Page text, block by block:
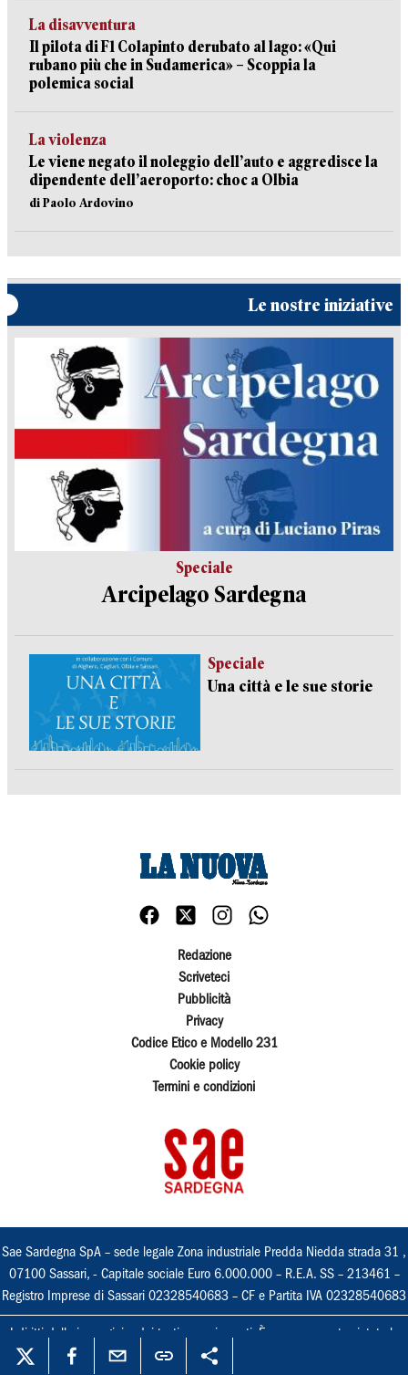
La disavventura
Il pilota di F1 Colapinto derubato al lago: «Qui
rubano più che in Sudamerica» – Scoppia la
polemica social
La violenza
Le viene negato il noleggio dell’auto e aggredisce la
dipendente dell’aeroporto: choc a Olbia
di Paolo Ardovino
Le nostre iniziative
Speciale
Arcipelago Sardegna
Speciale
Una città e le sue storie
Redazione
Scriveteci
Pubblicità
Privacy
Codice Etico e Modello 231
Cookie policy
Termini e condizioni
Sae Sardegna SpA – sede legale Zona industriale Predda Niedda strada 31 ,
07100 Sassari, - Capitale sociale Euro 6.000.000 – R.E.A. SS – 213461 –
Registro Imprese di Sassari 02328540683 – CF e Partita IVA 02328540683
I diritti delle immagini e dei testi sono riservati. È espressamente vietata la
loro riproduzione con qualsiasi mezzo e l'adattamento totale o parziale.